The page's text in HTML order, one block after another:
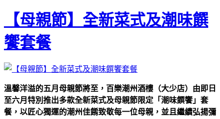
【母親節】全新菜式及潮味饌
饗套餐
溫馨洋溢的五月母親節將至，百樂潮州酒樓（大少店）由即日
至六月特別推出多款全新菜式及母親節限定「潮味饌饗」套
餐，以匠心獨運的潮州佳餚致敬每一位母親，並且繼續弘揚彌